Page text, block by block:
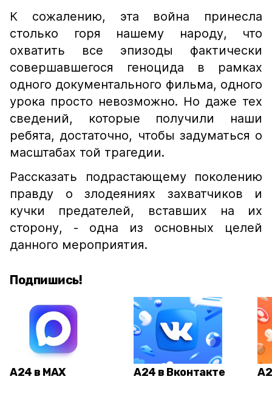
К сожалению, эта война принесла
столько горя нашему народу, что
охватить все эпизоды фактически
совершавшегося геноцида в рамках
одного документального фильма, одного
урока просто невозможно. Но даже тех
сведений, которые получили наши
ребята, достаточно, чтобы задуматься о
масштабах той трагедии.
Рассказать подрастающему поколению
правду о злодеяниях захватчиков и
кучки предателей, вставших на их
сторону, - одна из основных целей
данного мероприятия.
Подпишись!
А24 в MAX А24 в Вконтакте